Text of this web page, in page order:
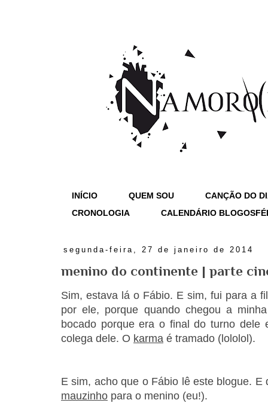
INÍCIO QUEM SOU
CANÇÃO DO
CRONOLOGIA
CALENDÁRIO
segunda-feira, 27 de janeiro de 2014
menino do continente | parte
Sim, estava lá o Fábio. E sim, fui para a
por ele, porque quando chegou a
bocado porque era o final do turno dele
colega dele. O karma é tramado (lololol).
E sim, acho que o Fábio lê este blogue.
mauzinho para o menino (eu!).